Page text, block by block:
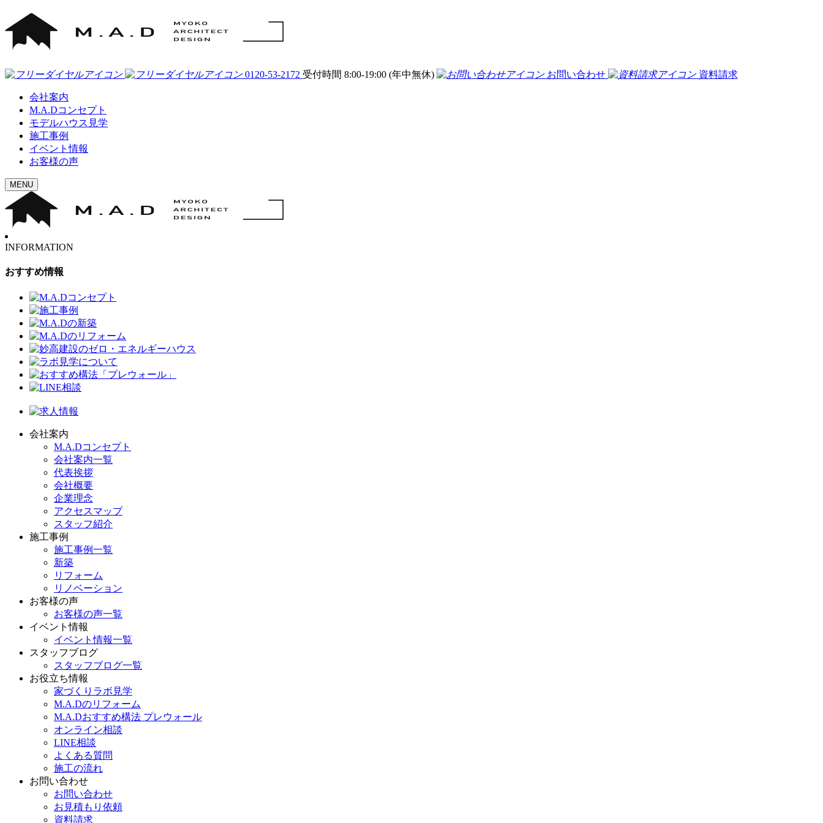
0120-53-2172 受付時間 8:00-19:00 (年中無休) お問い合わせ 資料請求
会社案内
M.A.Dコンセプト
モデルハウス見学
施工事例
イベント情報
お客様の声
MENU
INFORMATION
おすすめ情報
会社案内
M.A.Dコンセプト
会社案内一覧
代表挨拶
会社概要
企業理念
アクセスマップ
スタッフ紹介
施工事例
施工事例一覧
新築
リフォーム
リノベーション
お客様の声
お客様の声一覧
イベント情報
イベント情報一覧
スタッフブログ
スタッフブログ一覧
お役立ち情報
家づくりラボ見学
M.A.Dのリフォーム
M.A.Dおすすめ構法 プレウォール
オンライン相談
LINE相談
よくある質問
施工の流れ
お問い合わせ
お問い合わせ
お見積もり依頼
資料請求